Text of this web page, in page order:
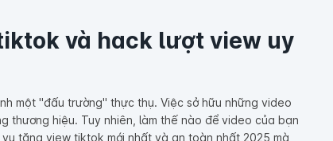
và hack lượt view uy
một "đấu trường" thực thụ. Việc sở hữu những video
thương hiệu. Tuy nhiên, làm thế nào để video của bạn
tăng view tiktok mới nhất và an toàn nhất 2025 mà